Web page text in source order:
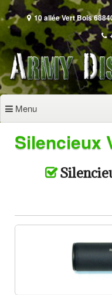
Aller
au
contenu
principal
10 allée Vert Bois
Menu
Silencieux